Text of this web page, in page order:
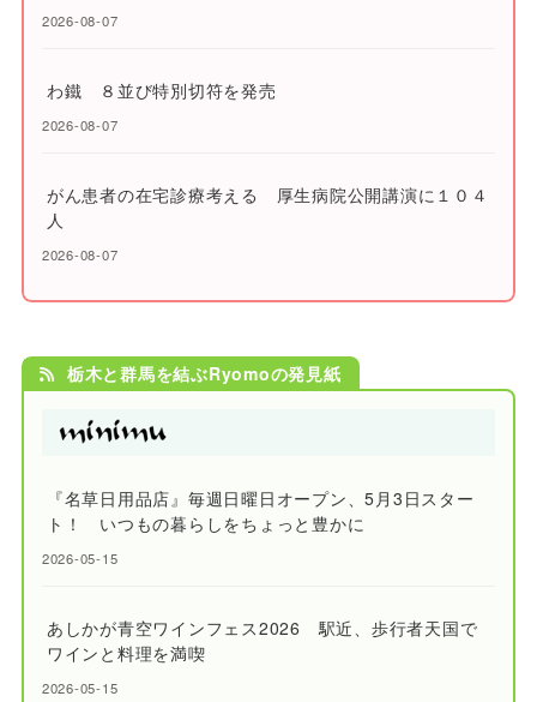
2026-08-07
わ鐵 ８並び特別切符を発売
2026-08-07
がん患者の在宅診療考える 厚生病院公開講演に１０４
人
2026-08-07
栃木と群馬を結ぶRyomoの発見紙
『名草日用品店』毎週日曜日オープン、5月3日スター
ト！ いつもの暮らしをちょっと豊かに
2026-05-15
あしかが青空ワインフェス2026 駅近、歩行者天国で
ワインと料理を満喫
2026-05-15